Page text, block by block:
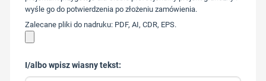
wyśle go do potwierdzenia po złożeniu zamówienia.
Zalecane pliki do nadruku: PDF, AI, CDR, EPS.
I/albo wpisz wiasny tekst: